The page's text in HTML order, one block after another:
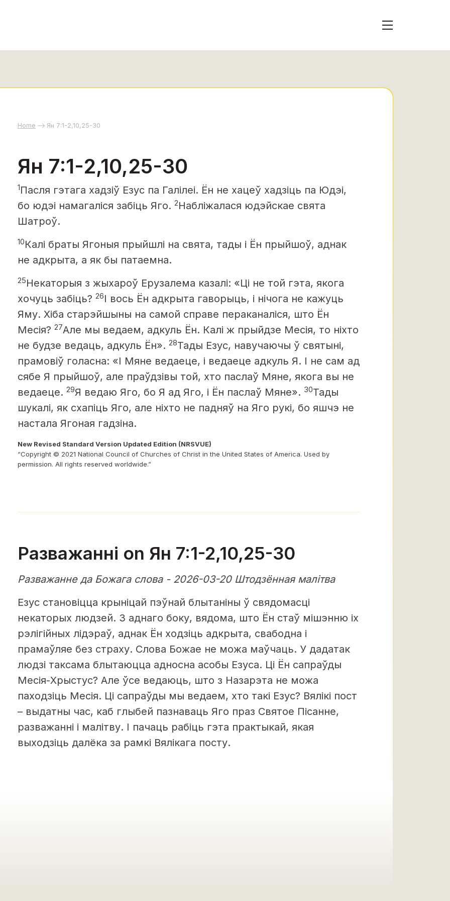
Home Ян 7:1-2,10,25-30
Ян 7:1-2,10,25-30
1Пасля гэтага хадзіў Езус па Галілеі. Ён не хацеў хадзіць па Юдэі,
бо юдэі намагаліся забіць Яго. 2Набліжалася юдэйскае свята
Шатроў.
10Калі браты Ягоныя прыйшлі на свята, тады і Ён прыйшоў, аднак
не адкрыта, а як бы патаемна.
25Некаторыя з жыхароў Ерузалема казалі: «Ці не той гэта, якога
хочуць забіць? 26I вось Ён адкрыта гаворыць, і нічога не кажуць
Яму. Хіба старэйшыны на самой справе пераканаліся, што Ён
Месія? 27Але мы ведаем, адкуль Ён. Калі ж прыйдзе Месія, то ніхто
не будзе ведаць, адкуль Ён». 28Тады Езус, навучаючы ў святыні,
прамовіў голасна: «I Мяне ведаеце, і ведаеце адкуль Я. І не сам ад
сябе Я прыйшоў, але праўдзівы той, хто паслаў Мяне, якога вы не
ведаеце. 29Я ведаю Яго, бо Я ад Яго, і Ён паслаў Мяне». 30Тады
шукалі, як схапіць Яго, але ніхто не падняў на Яго рукі, бо яшчэ не
настала Ягоная гадзіна.
New Revised Standard Version Updated Edition (NRSVUE)
“Copyright © 2021 National Council of Churches of Christ in the United States of America. Used by
permission. All rights reserved worldwide.”
Разважанні on Ян 7:1-2,10,25-30
Разважанне да Божага слова - 2026-03-20 Штодзённая малітва
Езус становіцца крыніцай пэўнай блытаніны ў свядомасці
некаторых людзей. З аднаго боку, вядома, што Ён стаў мішэнню іх
рэлігійных лідэраў, аднак Ён ходзіць адкрыта, свабодна і
прамаўляе без страху. Слова Божае не можа маўчаць. У дадатак
людзі таксама блытаюцца адносна асобы Езуса. Ці Ён сапраўды
Месія-Хрыстус? Але ўсе ведаюць, што з Назарэта не можа
паходзіць Месія. Ці сапраўды мы ведаем, хто такі Езус? Вялікі пост
– выдатны час, каб глыбей пазнаваць Яго праз Святое Пісанне,
разважанні і малітву. І пачаць рабіць гэта практыкай, якая
выходзіць далёка за рамкі Вялікага посту.